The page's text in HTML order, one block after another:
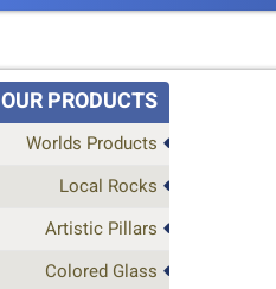
OUR PRODUCTS
Worlds Products
Local Rocks
Artistic Pillars
Colored Glass